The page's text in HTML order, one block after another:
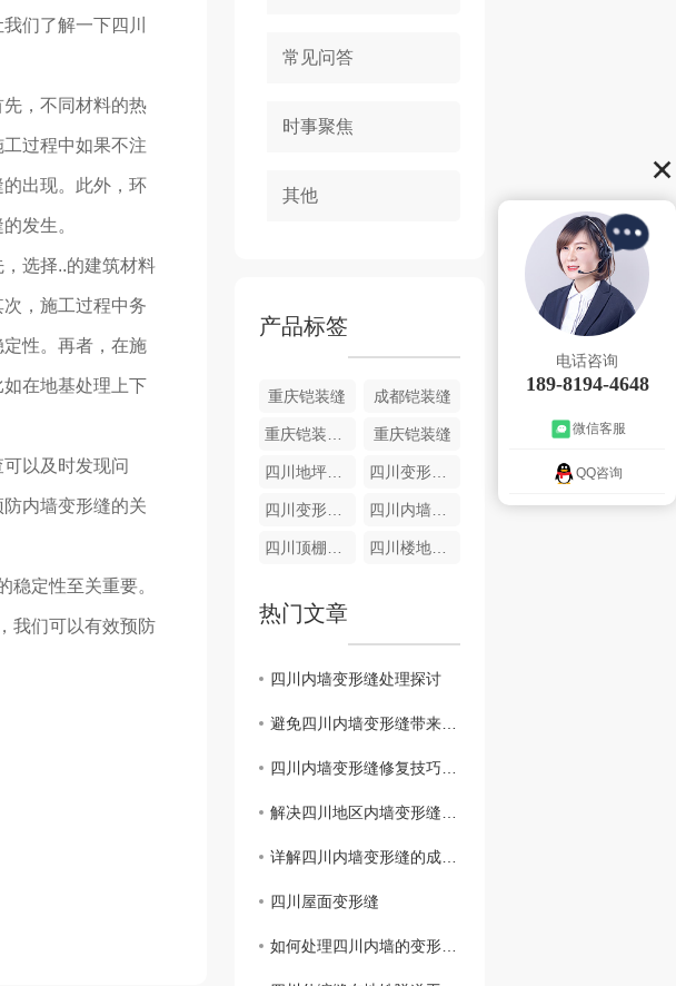
们了解一下四川
，不同材料的热
过程中如果不注
出现。此外，环
发生。
选择..的建筑材料
，施工过程中务
性。再者，在施
在地基处理上下
以及时发现问
内墙变形缝的关
定性至关重要。
我们可以有效预防
常见问答
时事聚焦
其他
产品标签
重庆铠装缝 成都铠装缝
重庆铠装缝厂家 重庆铠装缝
四川地坪铠装缝 四川变形缝材料销售
四川变形缝材料 四川内墙变形缝销售
四川顶棚变形缝厂家 四川楼地面盖板FTM
热门文章
四川内墙变形缝处理探讨
避免四川内墙变形缝带来的隐患，有效维护建筑结构
四川内墙变形缝修复技巧大揭秘
解决四川地区内墙变形缝，保障建筑稳定
详解四川内墙变形缝的成因与应对方法
四川屋面变形缝
如何处理四川内墙的变形缝问题
电话咨询
189-8194-4648
微信客服
QQ咨询